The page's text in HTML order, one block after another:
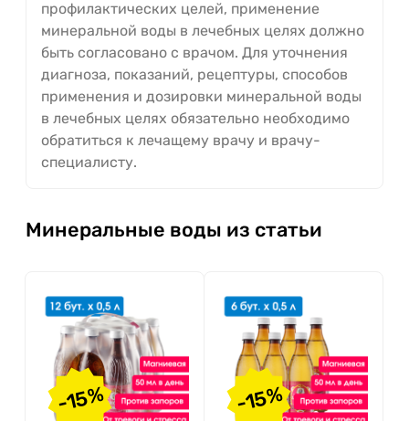
профилактических целей, применение
минеральной воды в лечебных целях должно
быть согласовано с врачом. Для уточнения
диагноза, показаний, рецептуры, способов
применения и дозировки минеральной воды
в лечебных целях обязательно необходимо
обратиться к лечащему врачу и врачу-
специалисту.
Минеральные воды из статьи
-15% -15%